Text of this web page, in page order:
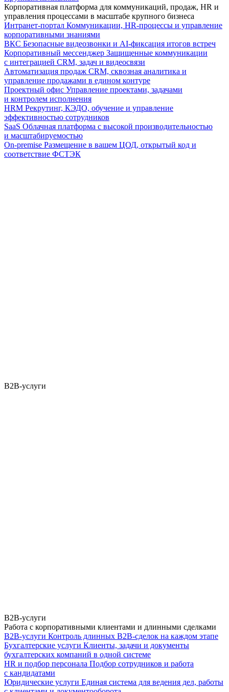
Корпоративная платформа для коммуникаций, продаж, HR и
управления процессами в масштабе крупного бизнеса
Интранет-портал Коммуникации, HR-процессы и управление
корпоративными знаниями
ВКС Безопасные видеозвонки и AI-фиксация итогов встреч
Корпоративный мессенджер Защищенные коммуникации
с интеграцией CRM, задач и видеосвязи
Автоматизация продаж CRM, сквозная аналитика и
управление продажами в едином контуре
Проектный офис Управление проектами, задачами
и контролем исполнения
HRM Рекрутинг, КЭДО, обучение и управление
эффективностью сотрудников
SaaS Облачная платформа с высокой производительностью
и масштабируемостью
On-premise Размещение в вашем ЦОД, открытый код и
соответствие ФСТЭК
B2B-услуги
B2B-услуги
Работа с корпоративными клиентами и длинными сделками
B2B-услуги Контроль длинных B2B-сделок на каждом этапе
Бухгалтерские услуги Клиенты, задачи и документы
бухгалтерских компаний в одной системе
HR и подбор персонала Подбор сотрудников и работа
с кандидатами
Юридические услуги Единая система для ведения дел, работы